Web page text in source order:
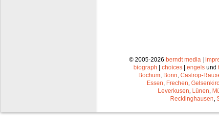
© 2005-2026 berndt media |
biograph | choices | engels und
Bochum Bonn Castrop-
Essen Frechen
Leverkusen Lünen
Recklinghausen